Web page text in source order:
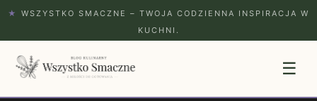
★
WSZYSTKO SMACZNE – TWOJA CODZIENNA INSPIRACJA W
KUCHNI.
☰